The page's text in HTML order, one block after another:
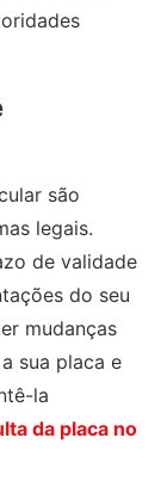
são
legais.
de validade
do seu
mudanças
sua placa e
la
da placa no